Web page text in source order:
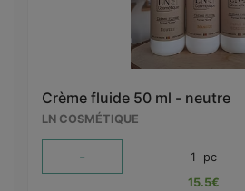
Crème fluide 50 ml - neutre
LN COSMÉTIQUE
- 1 pc
15.5€